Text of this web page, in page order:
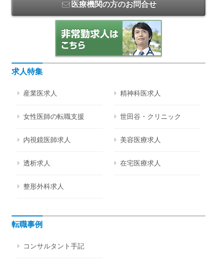
医療機関の方のお問合せ
求人特集
産業医求人 精神科医求人
女性医師の転職支援 世田谷・クリニック
内視鏡医師求人 美容医療求人
透析求人 在宅医療求人
整形外科求人
転職事例
コンサルタント手記